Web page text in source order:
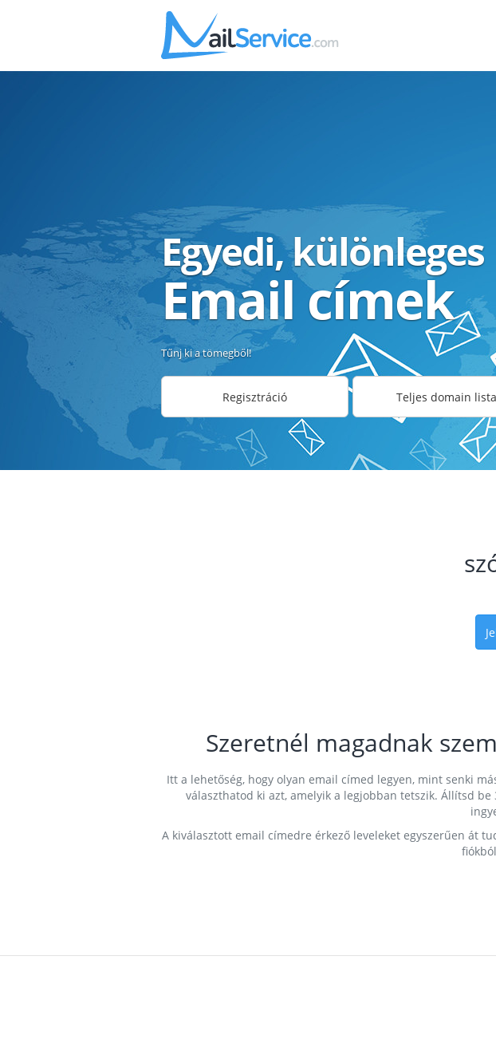
Egyedi, különleges
Email címek
Tűnj ki a tömegből!
Regisztráció Teljes domain lista
Szeretnél magadnak
Itt a lehetőség, hogy olyan email címed legyen, mint senki
választhatod ki azt, amelyik a legjobban tetszik. Állítsd
A kiválasztott email címedre érkező leveleket egyszerűen át